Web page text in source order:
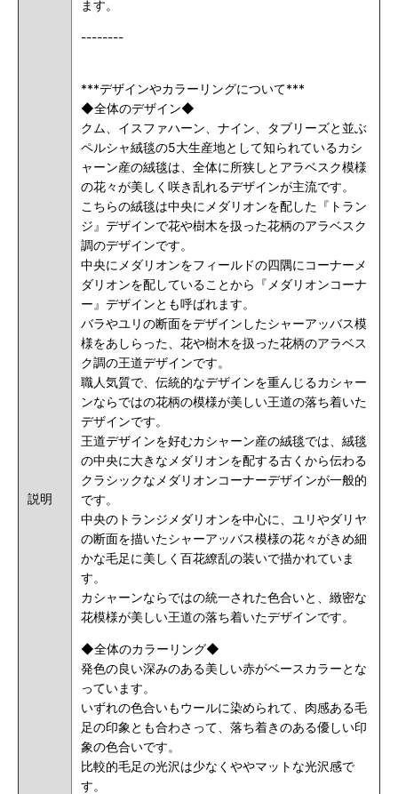
説明
ます。
--------
***デザインやカラーリングについて***
◆全体のデザイン◆
クム、イスファハーン、ナイン、タブリーズと並ぶ
ペルシャ絨毯の5大生産地として知られているカシ
ャーン産の絨毯は、全体に所狭しとアラベスク模様
の花々が美しく咲き乱れるデザインが主流です。
こちらの絨毯は中央にメダリオンを配した『トラン
ジ』デザインで花や樹木を扱った花柄のアラベスク
調のデザインです。
中央にメダリオンをフィールドの四隅にコーナーメ
ダリオンを配していることから『メダリオンコーナ
ー』デザインとも呼ばれます。
バラやユリの断面をデザインしたシャーアッバス模
様をあしらった、花や樹木を扱った花柄のアラベス
ク調の王道デザインです。
職人気質で、伝統的なデザインを重んじるカシャー
ンならではの花柄の模様が美しい王道の落ち着いた
デザインです。
王道デザインを好むカシャーン産の絨毯では、絨毯
の中央に大きなメダリオンを配する古くから伝わる
クラシックなメダリオンコーナーデザインが一般的
です。
中央のトランジメダリオンを中心に、ユリやダリヤ
の断面を描いたシャーアッバス模様の花々がきめ細
かな毛足に美しく百花繚乱の装いで描かれていま
す。
カシャーンならではの統一された色合いと、緻密な
花模様が美しい王道の落ち着いたデザインです。
◆全体のカラーリング◆
発色の良い深みのある美しい赤がベースカラーとな
っています。
いずれの色合いもウールに染められて、肉感ある毛
足の印象とも合わさって、落ち着きのある優しい印
象の色合いです。
比較的毛足の光沢は少なくややマットな光沢感で
す。